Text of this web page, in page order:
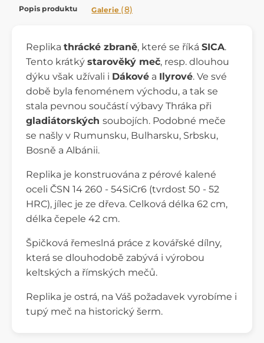
Popis produktu Galerie (8)
Replika thrácké zbraně, které se říká SICA.
Tento krátký starověký meč, resp. dlouhou
dýku však užívali i Dákové a Ilyrové. Ve své
době byla fenoménem východu, a tak se
stala pevnou součástí výbavy Thráka při
gladiátorských soubojích. Podobné meče
se našly v Rumunsku, Bulharsku, Srbsku,
Bosně a Albánii.
Replika je konstruována z pérové kalené
oceli ČSN 14 260 - 54SiCr6 (tvrdost 50 - 52
HRC), jílec je ze dřeva. Celková délka 62 cm,
délka čepele 42 cm.
Špičková řemeslná práce z kovářské dílny,
která se dlouhodobě zabývá i výrobou
keltských a římských mečů.
Replika je ostrá, na Váš požadavek vyrobíme i
tupý meč na historický šerm.